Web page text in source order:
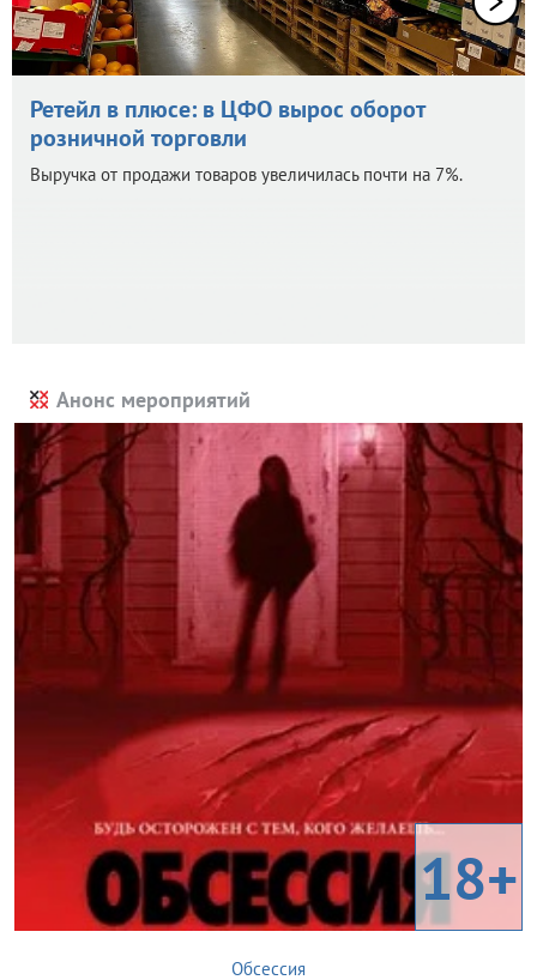
Ретейл в плюсе: в ЦФО вырос оборот
розничной торговли
Выручка от продажи товаров увеличилась почти на 7%.
Анонс мероприятий
18+
Обсессия